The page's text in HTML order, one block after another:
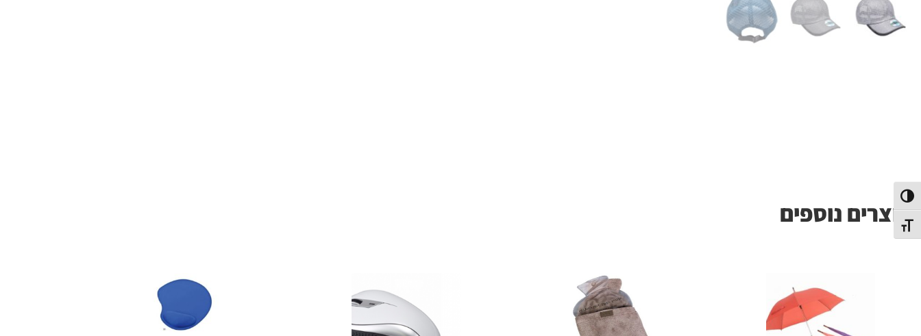
הפעל/כבה ניגודיות גבוהה
מתג גודל גופן
מוצרים נוספים